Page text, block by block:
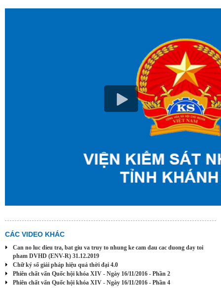
CÁC VIDEO KHÁC
Can no luc dieu tra, bat giu va truy to nhung ke cam dau cac duong day toi
pham DVHD (ENV-R) 31.12.2019
Chữ ký số giải pháp hiệu quả thời đại 4.0
Phiên chất vấn Quốc hội khóa XIV - Ngày 16/11/2016 - Phần 2
Phiên chất vấn Quốc hội khóa XIV - Ngày 16/11/2016 - Phần 4